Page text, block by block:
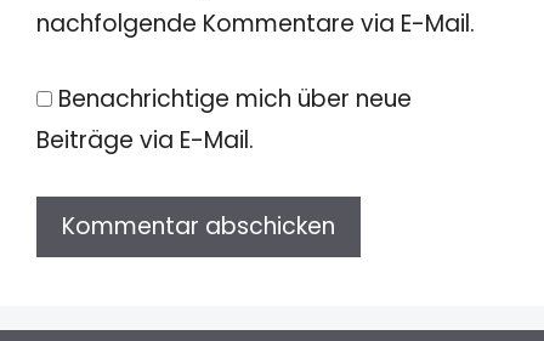
nachfolgende Kommentare via E-Mail.
Benachrichtige mich über neue
Beiträge via E-Mail.